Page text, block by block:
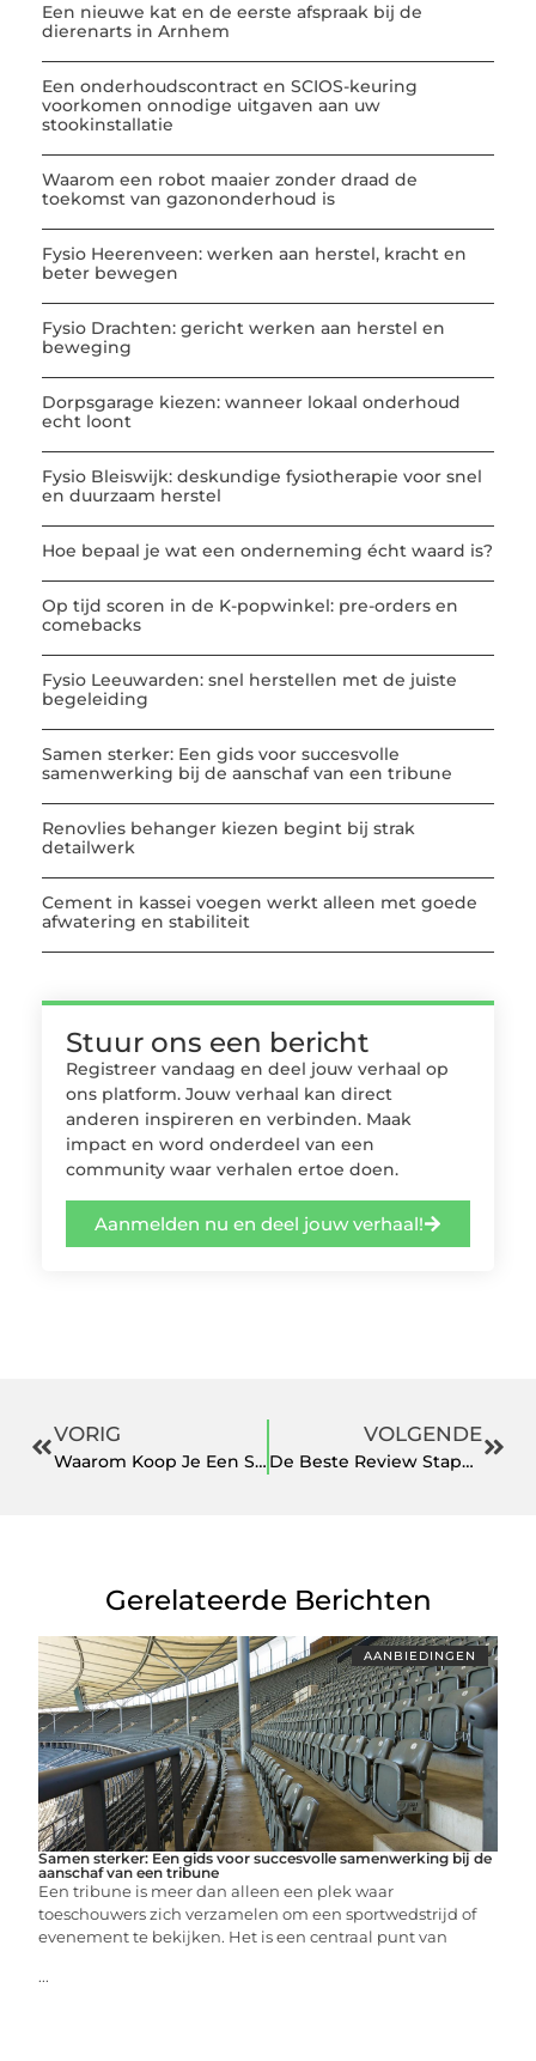
Een nieuwe kat en de eerste afspraak bij de
dierenarts in Arnhem
Een onderhoudscontract en SCIOS-keuring
voorkomen onnodige uitgaven aan uw
stookinstallatie
Waarom een robot maaier zonder draad de
toekomst van gazononderhoud is
Fysio Heerenveen: werken aan herstel, kracht en
beter bewegen
Fysio Drachten: gericht werken aan herstel en
beweging
Dorpsgarage kiezen: wanneer lokaal onderhoud
echt loont
Fysio Bleiswijk: deskundige fysiotherapie voor snel
en duurzaam herstel
Hoe bepaal je wat een onderneming écht waard is?
Op tijd scoren in de K-popwinkel: pre-orders en
comebacks
Fysio Leeuwarden: snel herstellen met de juiste
begeleiding
Samen sterker: Een gids voor succesvolle
samenwerking bij de aanschaf van een tribune
Renovlies behanger kiezen begint bij strak
detailwerk
Cement in kassei voegen werkt alleen met goede
afwatering en stabiliteit
Stuur ons een bericht
Registreer vandaag en deel jouw verhaal op
ons platform. Jouw verhaal kan direct
anderen inspireren en verbinden. Maak
impact en word onderdeel van een
community waar verhalen ertoe doen.
Aanmelden nu en deel jouw verhaal!
VORIG
Waarom Koop Je Een Stille Ventilator?
VOLGENDE
De Beste Review Stapelbed: een effectieve en ruimtebesparende oplossing
Gerelateerde Berichten
AANBIEDINGEN
Samen sterker: Een gids voor succesvolle samenwerking bij de
aanschaf van een tribune
Een tribune is meer dan alleen een plek waar
toeschouwers zich verzamelen om een sportwedstrijd of
evenement te bekijken. Het is een centraal punt van
...